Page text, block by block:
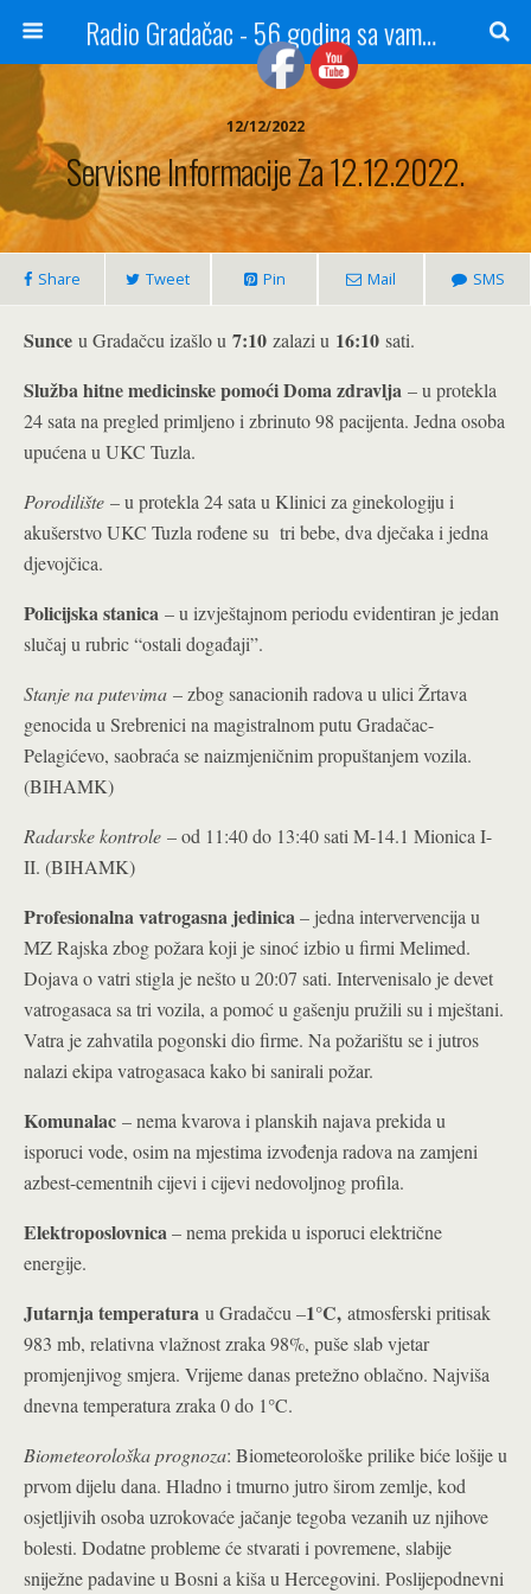
Radio Gradačac - 56 godina sa vama...
12/12/2022
Servisne Informacije Za 12.12.2022.
Share Tweet Pin Mail SMS
Sunce u Gradačcu izašlo u 7:10 zalazi u 16:10 sati.
Služba hitne medicinske pomoći Doma zdravlja – u protekla
24 sata na pregled primljeno i zbrinuto 98 pacijenta. Jedna osoba
upućena u UKC Tuzla.
Porodilište – u protekla 24 sata u Klinici za ginekologiju i
akušerstvo UKC Tuzla rođene su tri bebe, dva dječaka i jedna
djevojčica.
Policijska stanica – u izvještajnom periodu evidentiran je jedan
slučaj u rubric “ostali događaji”.
Stanje na putevima – zbog sanacionih radova u ulici Žrtava
genocida u Srebrenici na magistralnom putu Gradačac-
Pelagićevo, saobraća se naizmjeničnim propuštanjem vozila.
(BIHAMK)
Radarske kontrole – od 11:40 do 13:40 sati M-14.1 Mionica I-
II. (BIHAMK)
Profesionalna vatrogasna jedinica– jedna intervervencija u
MZ Rajska zbog požara koji je sinoć izbio u firmi Melimed.
Dojava o vatri stigla je nešto u 20:07 sati. Intervenisalo je devet
vatrogasaca sa tri vozila, a pomoć u gašenju pružili su i mještani.
Vatra je zahvatila pogonski dio firme. Na požarištu se i jutros
nalazi ekipa vatrogasaca kako bi sanirali požar.
Komunalac – nema kvarova i planskih najava prekida u
isporuci vode, osim na mjestima izvođenja radova na zamjeni
azbest-cementnih cijevi i cijevi nedovoljnog profila.
Elektroposlovnica– nema prekida u isporuci električne
energije.
Jutarnja temperatura u Gradačcu –1°C, atmosferski pritisak
983 mb, relativna vlažnost zraka 98%, puše slab vjetar
promjenjivog smjera. Vrijeme danas pretežno oblačno. Najviša
dnevna temperatura zraka 0 do 1°C.
Biometeorološka prognoza: Biometeorološke prilike biće lošije u
prvom dijelu dana. Hladno i tmurno jutro širom zemlje, kod
osjetljivih osoba uzrokovaće jačanje tegoba vezanih uz njihove
bolesti. Dodatne probleme će stvarati i povremene, slabije
sniježne padavine u Bosni a kiša u Hercegovini. Poslijepodnevni